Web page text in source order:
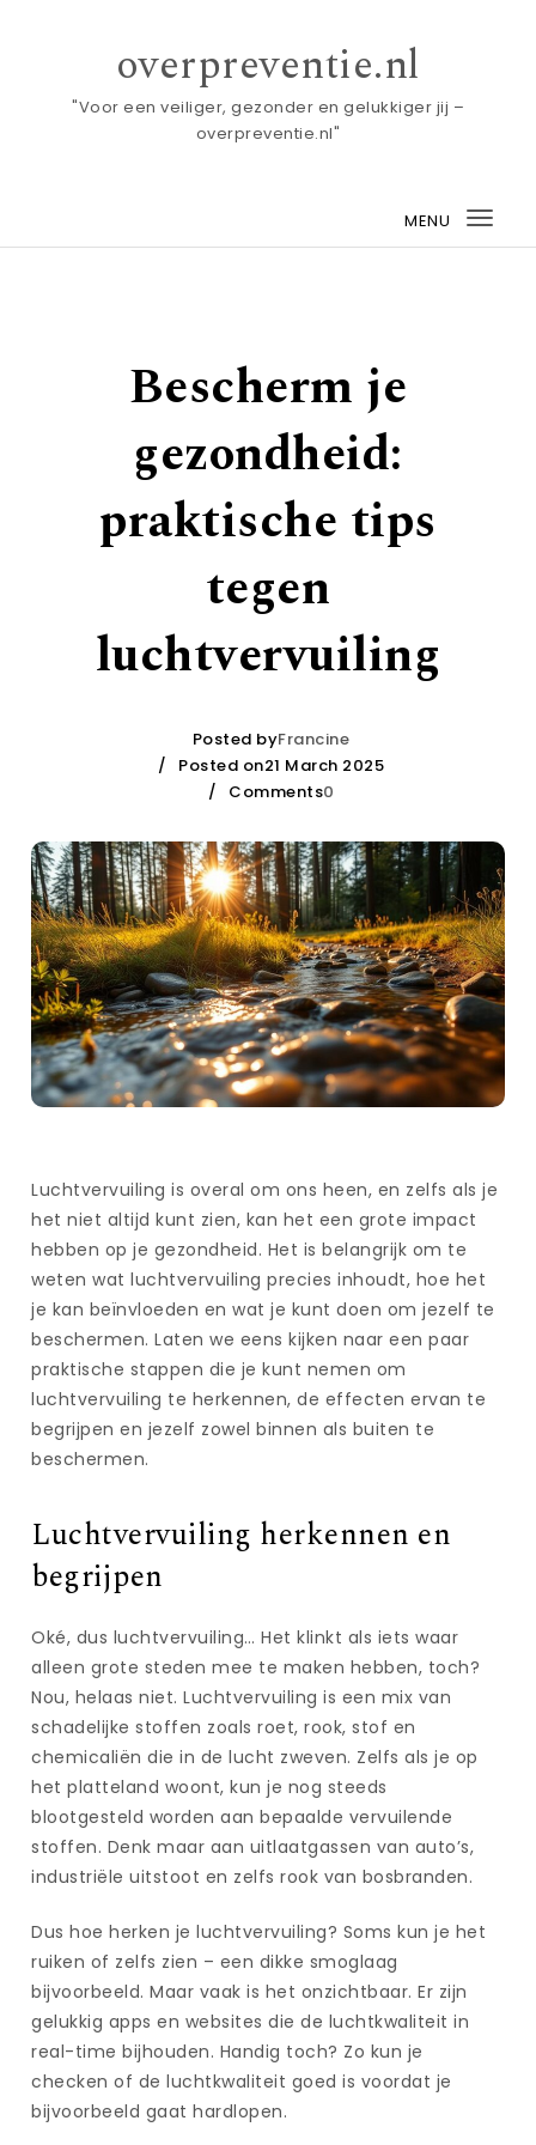
overpreventie.nl
"Voor een veiliger, gezonder en gelukkiger jij –
overpreventie.nl"
MENU
Bescherm je
gezondheid:
praktische tips
tegen
luchtvervuiling
Posted byFrancine
Posted on21 March 2025
Comments0
Luchtvervuiling is overal om ons heen, en zelfs als je
het niet altijd kunt zien, kan het een grote impact
hebben op je gezondheid. Het is belangrijk om te
weten wat luchtvervuiling precies inhoudt, hoe het
je kan beïnvloeden en wat je kunt doen om jezelf te
beschermen. Laten we eens kijken naar een paar
praktische stappen die je kunt nemen om
luchtvervuiling te herkennen, de effecten ervan te
begrijpen en jezelf zowel binnen als buiten te
beschermen.
Luchtvervuiling herkennen en
begrijpen
Oké, dus luchtvervuiling… Het klinkt als iets waar
alleen grote steden mee te maken hebben, toch?
Nou, helaas niet. Luchtvervuiling is een mix van
schadelijke stoffen zoals roet, rook, stof en
chemicaliën die in de lucht zweven. Zelfs als je op
het platteland woont, kun je nog steeds
blootgesteld worden aan bepaalde vervuilende
stoffen. Denk maar aan uitlaatgassen van auto’s,
industriële uitstoot en zelfs rook van bosbranden.
Dus hoe herken je luchtvervuiling? Soms kun je het
ruiken of zelfs zien – een dikke smoglaag
bijvoorbeeld. Maar vaak is het onzichtbaar. Er zijn
gelukkig apps en websites die de luchtkwaliteit in
real-time bijhouden. Handig toch? Zo kun je
checken of de luchtkwaliteit goed is voordat je
bijvoorbeeld gaat hardlopen.